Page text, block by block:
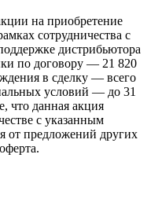
на приобретение
сотрудничества с
дистрибьютора
по договору — 21 820
в сделку — всего
условий — до 31
что данная акция
с указанным
от предложений других